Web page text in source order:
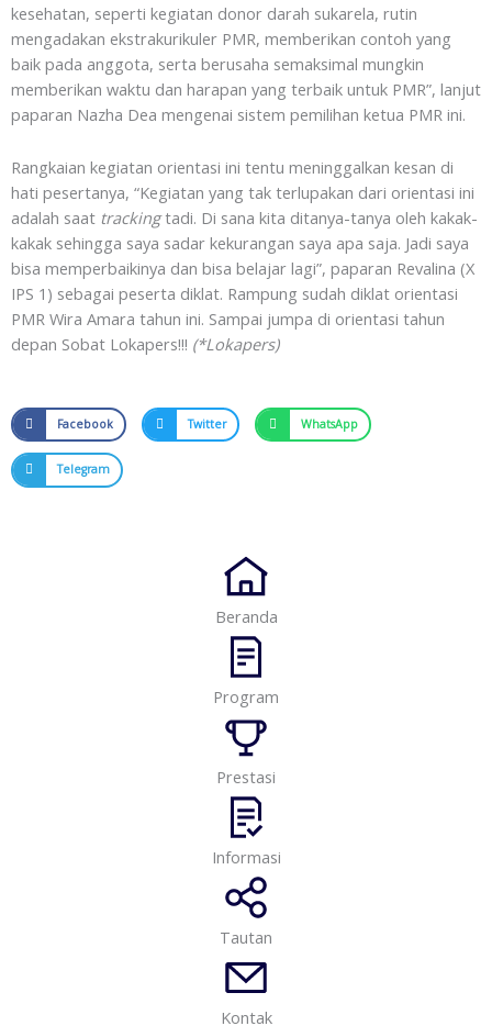
kesehatan, seperti kegiatan donor darah sukarela, rutin
mengadakan ekstrakurikuler PMR, memberikan contoh yang
baik pada anggota, serta berusaha semaksimal mungkin
memberikan waktu dan harapan yang terbaik untuk PMR”, lanjut
paparan Nazha Dea mengenai sistem pemilihan ketua PMR ini.
Rangkaian kegiatan orientasi ini tentu meninggalkan kesan di
hati pesertanya, “Kegiatan yang tak terlupakan dari orientasi ini
adalah saat trackingtadi. Di sana kita ditanya-tanya oleh kakak-
kakak sehingga saya sadar kekurangan saya apa saja. Jadi saya
bisa memperbaikinya dan bisa belajar lagi”, paparan Revalina (X
IPS 1) sebagai peserta diklat. Rampung sudah diklat orientasi
PMR Wira Amara tahun ini. Sampai jumpa di orientasi tahun
depan Sobat Lokapers!!! (*Lokapers)
Facebook Twitter WhatsApp
Telegram
Beranda
Program
Prestasi
Informasi
Tautan
Kontak